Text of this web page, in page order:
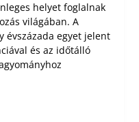
helyet foglalnak
világában. A
évszázada egyet jelent
és az időtálló